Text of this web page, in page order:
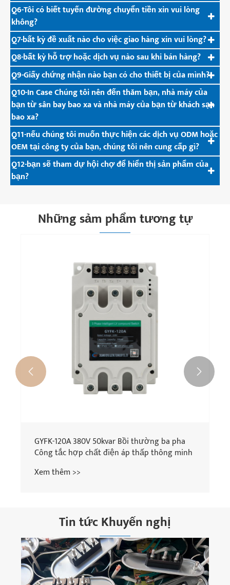
Q6-Tôi có biết tuyến đường chuyển tiền xin vui lòng
không?
Q7-bất kỳ đề xuất nào cho việc giao hàng xin vui lòng?
Q8-bất kỳ hỗ trợ hoặc dịch vụ nào sau khi bán hàng?
Q9-Giấy chứng nhận nào bạn có cho thiết bị của mình?
Q10-In Case Chúng tôi nên đến thăm bạn, nhà máy của
bạn từ sân bay bao xa và nhà máy của bạn từ khách sạn
bao xa?
Q11-nếu chúng tôi muốn thực hiện các dịch vụ ODM hoặc
OEM tại công ty của bạn, chúng tôi nên cung cấp gì?
Q12-bạn sẽ tham dự hội chợ để hiển thị sản phẩm của
bạn?
Những sảm phẩm tương tự
GYFK-120A 380V 50kvar Bồi thường ba pha
Công tắc hợp chất điện áp thấp thông minh
Xem thêm >>
 
Tin tức Khuyến nghị